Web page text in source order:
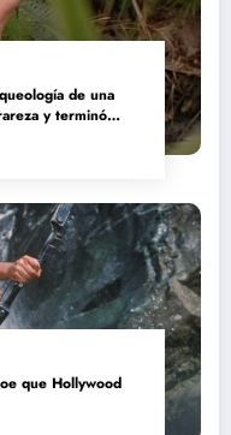
de una
y terminó
que Hollywood